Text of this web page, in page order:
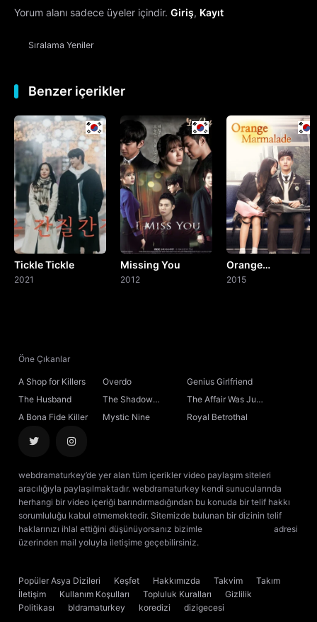
13. Bölüm
14. Bölüm
15. Bölüm
16. Bölüm Final
Yorum alanı sadece üyeler içindir. Giriş, Kayıt
Sıralama Yeniler
Benzer içerikler
Tickle Tickle
2021
Missing You
2012
Orange
Marmalade
2015
Öne Çıkanlar
A Shop for Killers Overdo
Genius Girlfriend
The Husband
The Shadow
Sovereign
The Affair Was Just
the Beginning
A Bona Fide Killer Mystic Nine Royal Betrothal
webdramaturkey’de yer alan tüm içerikler video paylaşım siteleri
aracılığıyla paylaşılmaktadır. webdramaturkey kendi sunucularında
herhangi bir video içeriği barındırmadığından bu konuda bir telif hakkı
sorumluluğu kabul etmemektedir. Sitemizde bulunan bir dizinin telif
haklarınızı ihlal ettiğini düşünüyorsanız bizimle
adresi
üzerinden mail yoluyla iletişime geçebilirsiniz.
Popüler Asya Dizileri Keşfet Hakkımızda Takvim
Takım
İletişim
Kullanım Koşulları Topluluk Kuralları
Gizlilik
Politikası
bldramaturkey koredizi
dizigecesi